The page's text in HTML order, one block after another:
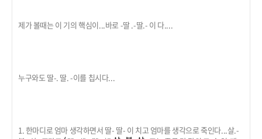
제가 볼때는 이 기의 핵심이...바로 -딸 .-딸.- 이 다....
누구와도 딸-. 딸. -이를 칩시다...
1. 한마디로 엄마 생각하면서 딸- 딸- 이 치고 엄마를 생각으로 죽인다...살.-